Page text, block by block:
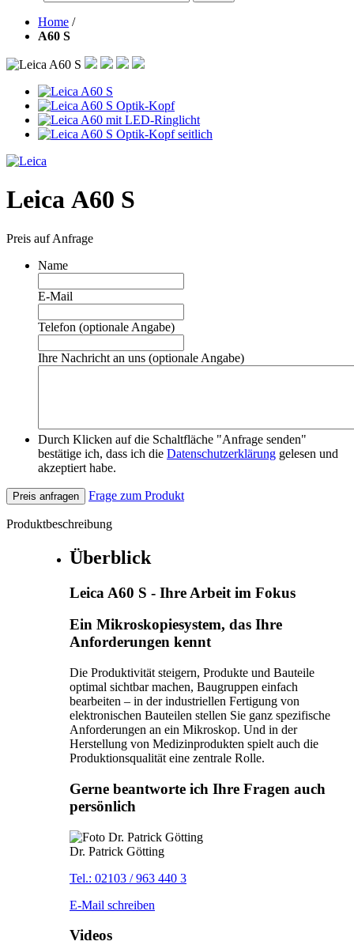
Home /
A60 S
Leica A60 S
Preis auf Anfrage
Name
E-Mail
Telefon (optionale Angabe)
Ihre Nachricht an uns (optionale Angabe)
Durch Klicken auf die Schaltfläche "Anfrage senden"
bestätige ich, dass ich die Datenschutzerklärung gelesen und
akzeptiert habe.
Preis anfragen Frage zum Produkt
Produktbeschreibung
Überblick
Leica A60 S - Ihre Arbeit im Fokus
Ein Mikroskopiesystem, das Ihre
Anforderungen kennt
Die Produktivität steigern, Produkte und Bauteile
optimal sichtbar machen, Baugruppen einfach
bearbeiten – in der industriellen Fertigung von
elektronischen Bauteilen stellen Sie ganz spezifische
Anforderungen an ein Mikroskop. Und in der
Herstellung von Medizinprodukten spielt auch die
Produktionsqualität eine zentrale Rolle.
Gerne beantworte ich Ihre Fragen auch
persönlich
Dr. Patrick Götting
Tel.: 02103 / 963 440 3
E-Mail schreiben
Videos